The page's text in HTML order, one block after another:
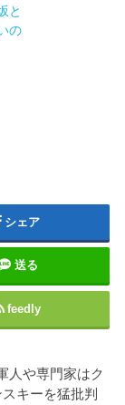
と
の
シェア
送る
feedly
人や専門家はク
キーを猛批判